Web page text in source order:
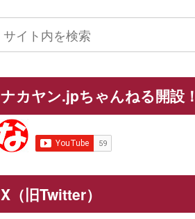
ナカヤン.jpちゃんねる開設！
X（旧Twitter）